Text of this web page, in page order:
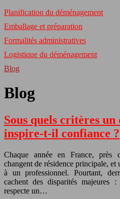
Planification du déménagement
Emballage et préparation
Formalités administratives
Logistique du déménagement
Blog
Blog
Sous quels critères
inspire-t-il confiance ?
Chaque année en France, près
changent de résidence principale,
à un professionnel. Pourtant,
cachent des disparités majeures
respecte un…